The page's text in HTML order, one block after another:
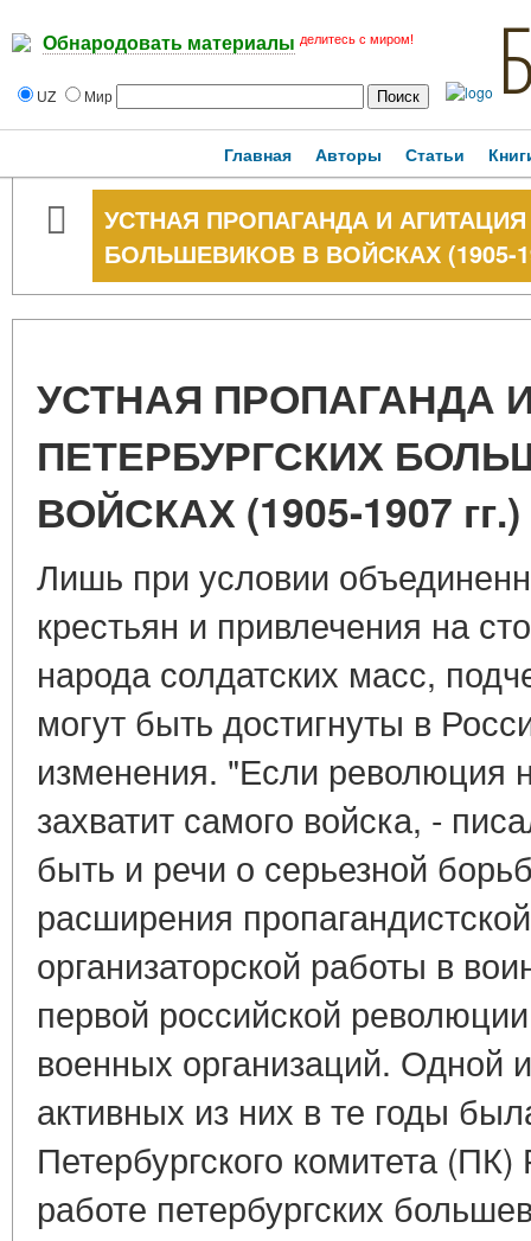
Обнародовать материалы делитесь с миром!
UZ Мир
Главная Авторы Статьи
УСТНАЯ ПРОПАГАНДА И
БОЛЬШЕВИКОВ В ВОЙСКАХ (1905-
УСТНАЯ ПРОПАГАНДА
ПЕТЕРБУРГСКИХ
ВОЙСКАХ (1905-1907 гг.)
Лишь при условии
крестьян и привлечения на
народа солдатских масс,
могут быть достигнуты в
изменения. "Если революция
захватит самого войска, -
быть и речи о серьезной
расширения
организаторской работы в
первой российской
военных организаций. Одной
активных из них в те годы
Петербургского комитета
работе петербургских